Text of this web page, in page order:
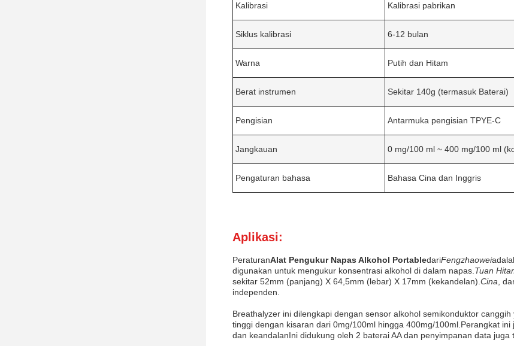
Kalibrasi Kalibrasi pabrikan
Siklus kalibrasi 6-12 bulan
Warna Putih dan Hitam
Berat instrumen Sekitar 140g (termasuk Baterai)
Pengisian Antarmuka pengisian TPYE-C
Jangkauan 0 mg/100 ml ~ 400 mg/100 ml
Pengaturan bahasa Bahasa Cina dan Inggris
Aplikasi:
PeraturanAlat Pengukur Napas Alkohol PortabledariFengzhaowei
digunakan untuk mengukur konsentrasi alkohol di dalam napas. Tuan
sekitar 52mm (panjang) X 64,5mm (lebar) X 17mm (kekandelan). Cina ,
independen.
Breathalyzer ini dilengkapi dengan sensor alkohol semikonduktor
tinggi dengan kisaran dari 0mg/100ml hingga 400mg/100ml.Perangkat
dan keandalanIni didukung oleh 2 baterai AA dan penyimpanan data juga